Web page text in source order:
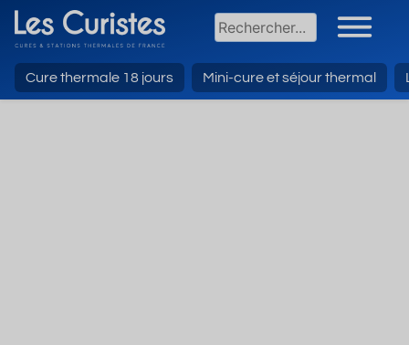
Cure thermale 18 jours Mini-cure et séjour thermal